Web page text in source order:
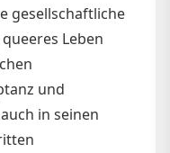
gesellschaftliche
Leben
und
in seinen